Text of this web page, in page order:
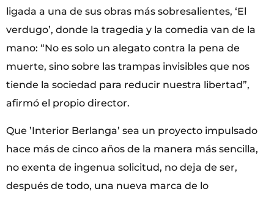
ligada a una de sus obras más sobresalientes, ‘El
verdugo’, donde la tragedia y la comedia van de la
mano: “No es solo un alegato contra la pena de
muerte, sino sobre las trampas invisibles que nos
tiende la sociedad para reducir nuestra libertad”,
afirmó el propio director.
Que ’Interior Berlanga’ sea un proyecto impulsado
hace más de cinco años de la manera más sencilla,
no exenta de ingenua solicitud, no deja de ser,
después de todo, una nueva marca de lo